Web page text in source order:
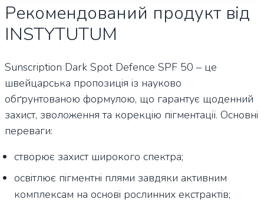
Рекомендований продукт від
INSTYTUTUM
Sunscription Dark Spot Defence SPF 50 – це
швейцарська пропозиція із науково
обґрунтованою формулою, що гарантує щоденний
захист, зволоження та корекцію пігментації. Основні
переваги:
створює захист широкого спектра;
освітлює пігментні плями завдяки активним
комплексам на основі рослинних екстрактів;